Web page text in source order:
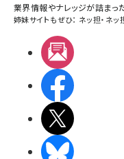
業界情報やナレッジが詰まっ
姉妹サイトもぜひ： ネッ担・ ネッ